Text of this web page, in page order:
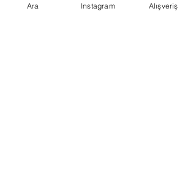
Sosyal Medya
Ara Instagram Alışveriş